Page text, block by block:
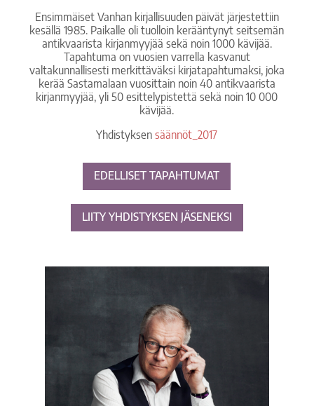
Ensimmäiset Vanhan kirjallisuuden päivät järjestettiin
kesällä 1985. Paikalle oli tuolloin kerääntynyt seitsemän
antikvaarista kirjanmyyjää sekä noin 1000 kävijää.
Tapahtuma on vuosien varrella kasvanut
valtakunnallisesti merkittäväksi kirjatapahtumaksi, joka
kerää Sastamalaan vuosittain noin 40 antikvaarista
kirjanmyyjää, yli 50 esittelypistettä sekä noin 10 000
kävijää.
Yhdistyksensäännöt_2017
EDELLISET TAPAHTUMAT
LIITY YHDISTYKSEN JÄSENEKSI